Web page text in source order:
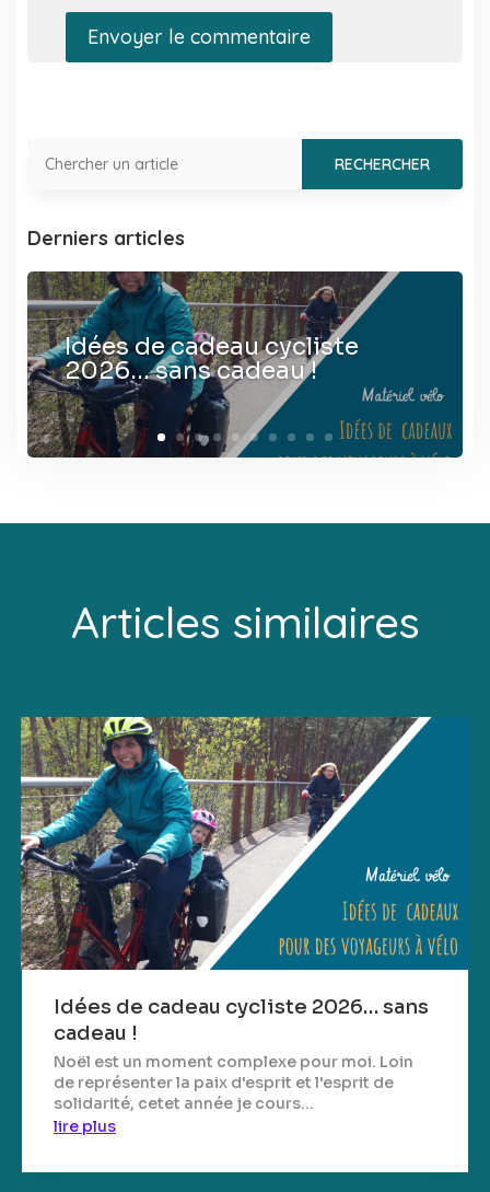
Envoyer le commentaire
Derniers articles
Idées de cadeau cycliste
2026… sans cadeau !
Articles similaires
Idées de cadeau cycliste 2026… sans
cadeau !
Noël est un moment complexe pour moi. Loin
de représenter la paix d'esprit et l'esprit de
solidarité, cetet année je cours...
lire plus